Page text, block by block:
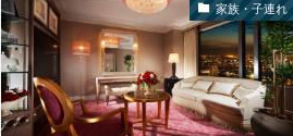
家族・子連れ